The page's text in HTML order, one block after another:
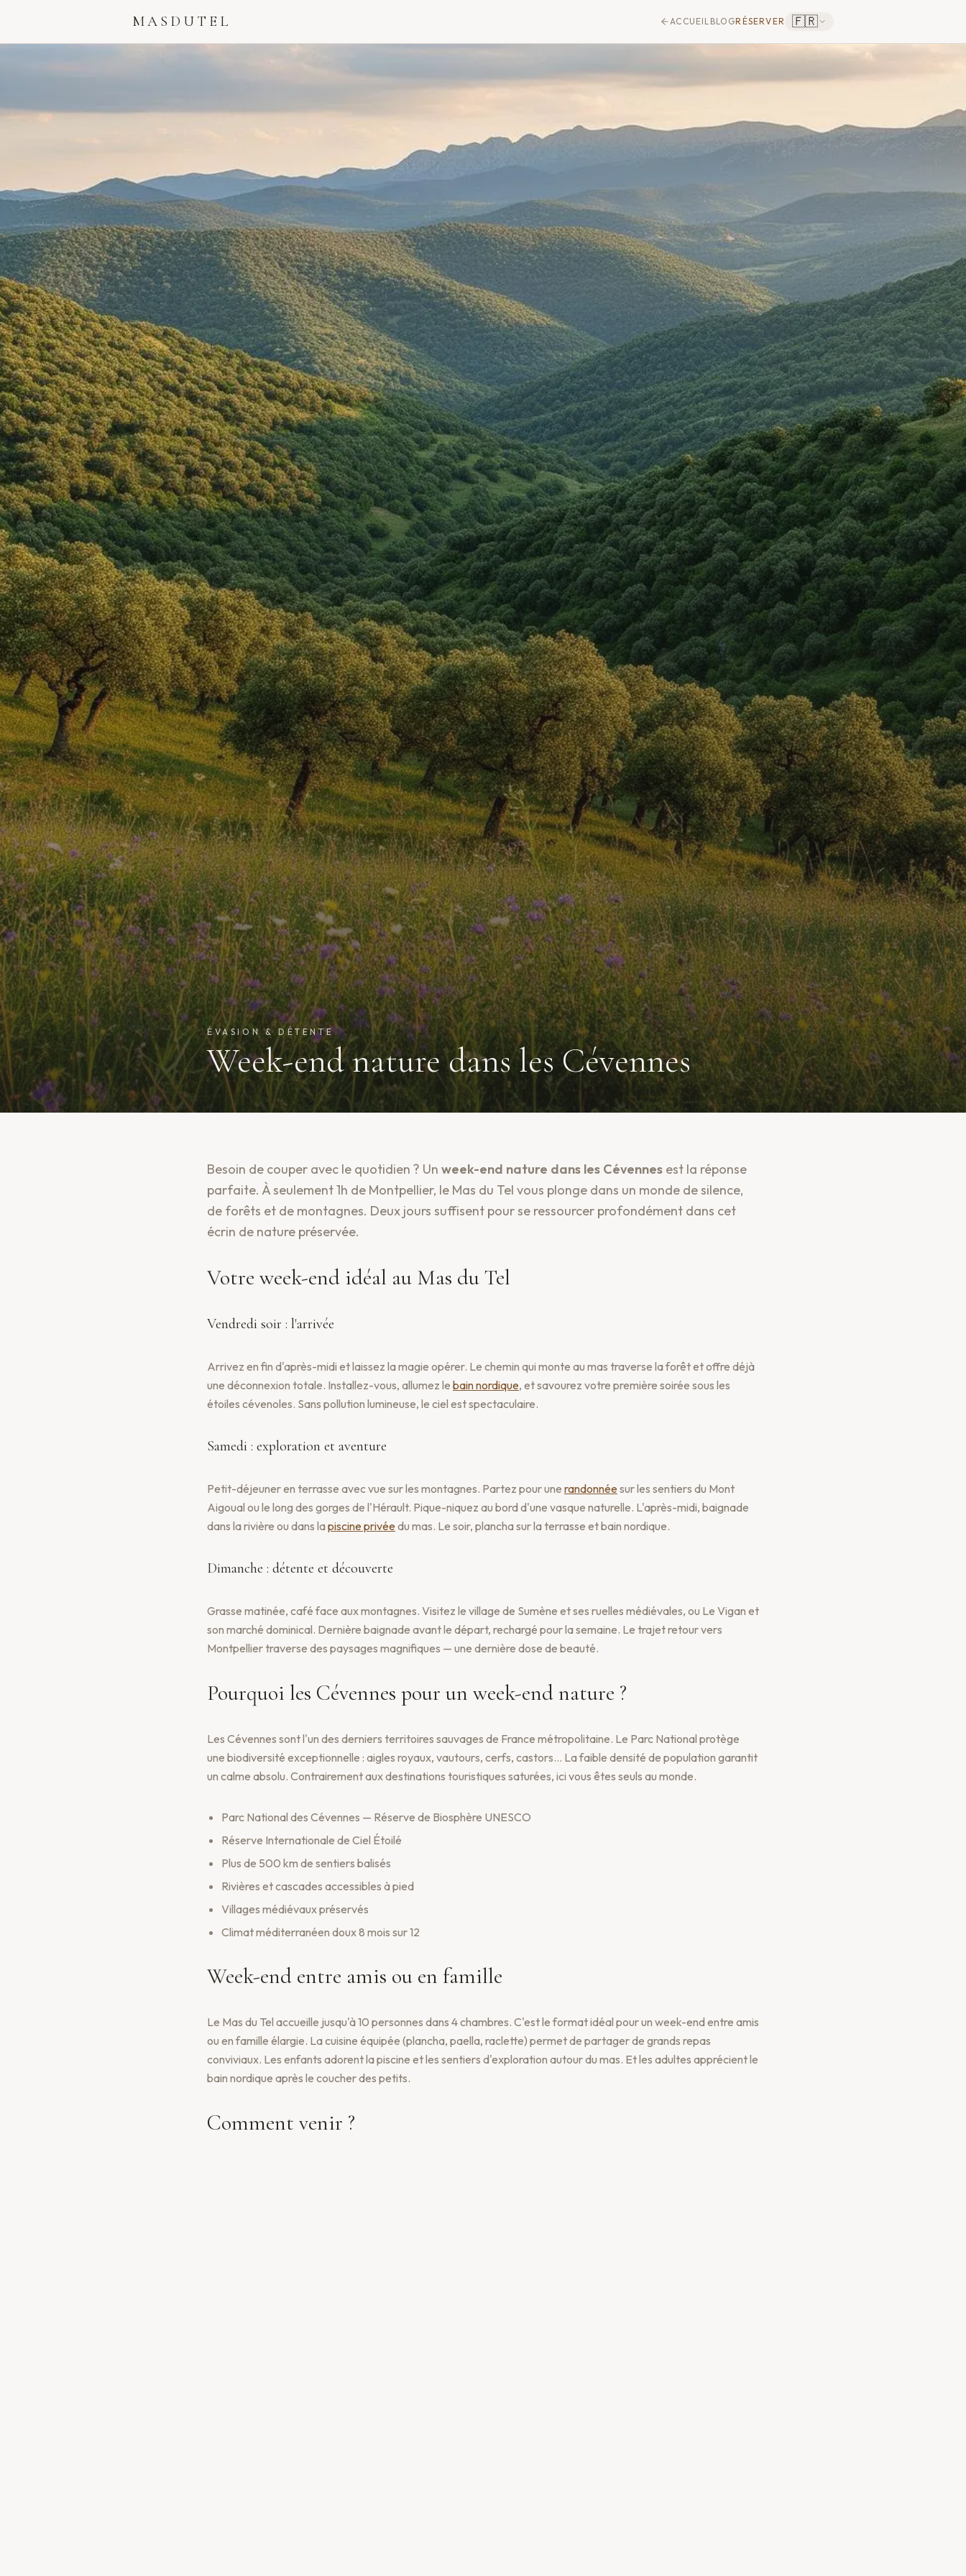
MASDUTEL ACCUEIL BLOGRÉSERVER 🇫🇷
ÉVASION & DÉTENTE
Week-end nature dans les Cévennes
Besoin de couper avec le quotidien ? Un week-end nature dans les Cévennes est la réponse
parfaite. À seulement 1h de Montpellier, le Mas du Tel vous plonge dans un monde de silence,
de forêts et de montagnes. Deux jours suffisent pour se ressourcer profondément dans cet
écrin de nature préservée.
Votre week-end idéal au Mas du Tel
Vendredi soir : l'arrivée
Arrivez en fin d'après-midi et laissez la magie opérer. Le chemin qui monte au mas traverse la forêt et offre déjà
une déconnexion totale. Installez-vous, allumez le bain nordique, et savourez votre première soirée sous les
étoiles cévenoles. Sans pollution lumineuse, le ciel est spectaculaire.
Samedi : exploration et aventure
Petit-déjeuner en terrasse avec vue sur les montagnes. Partez pour une randonnée sur les sentiers du Mont
Aigoual ou le long des gorges de l'Hérault. Pique-niquez au bord d'une vasque naturelle. L'après-midi, baignade
dans la rivière ou dans lapiscine privée du mas. Le soir, plancha sur la terrasse et bain nordique.
Dimanche : détente et découverte
Grasse matinée, café face aux montagnes. Visitez le village de Sumène et ses ruelles médiévales, ou Le Vigan et
son marché dominical. Dernière baignade avant le départ, rechargé pour la semaine. Le trajet retour vers
Montpellier traverse des paysages magnifiques — une dernière dose de beauté.
Pourquoi les Cévennes pour un week-end nature ?
Les Cévennes sont l'un des derniers territoires sauvages de France métropolitaine. Le Parc National protège
une biodiversité exceptionnelle : aigles royaux, vautours, cerfs, castors… La faible densité de population garantit
un calme absolu. Contrairement aux destinations touristiques saturées, ici vous êtes seuls au monde.
Parc National des Cévennes — Réserve de Biosphère UNESCO
Réserve Internationale de Ciel Étoilé
Plus de 500 km de sentiers balisés
Rivières et cascades accessibles à pied
Villages médiévaux préservés
Climat méditerranéen doux 8 mois sur 12
Week-end entre amis ou en famille
Le Mas du Tel accueille jusqu'à 10 personnes dans 4 chambres. C'est le format idéal pour un week-end entre amis
ou en famille élargie. La cuisine équipée (plancha, paella, raclette) permet de partager de grands repas
conviviaux. Les enfants adorent la piscine et les sentiers d'exploration autour du mas. Et les adultes apprécient le
bain nordique après le coucher des petits.
Comment venir ?